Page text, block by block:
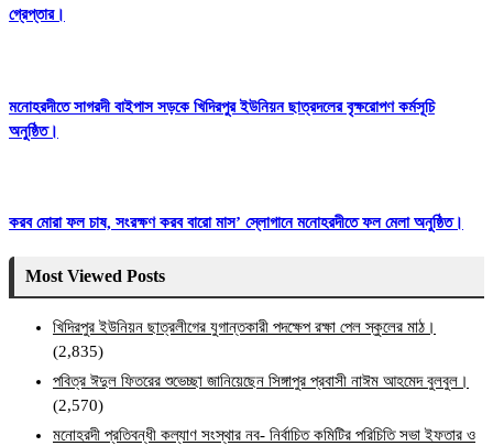
গ্রেপ্তার।
মনোহরদীতে সাগরদী বাইপাস সড়কে খিদিরপুর ইউনিয়ন ছাত্রদলের বৃক্ষরোপণ কর্মসূচি
অনুষ্ঠিত।
করব মোরা ফল চাষ, সংরক্ষণ করব বারো মাস’ স্লোগানে মনোহরদীতে ফল মেলা অনুষ্ঠিত।
Most Viewed Posts
খিদিরপুর ইউনিয়ন ছাত্রলীগের যুগান্তকারী পদক্ষেপ রক্ষা পেল স্কুলের মাঠ।
(2,835)
পবিত্র ঈদুল ফিতরের শুভেচ্ছা জানিয়েছেন সিঙ্গাপুর প্রবাসী নাঈম আহমেদ বুলবুল।
(2,570)
মনোহরদী প্রতিবন্ধী কল্যাণ সংস্থার নব- নির্বাচিত কমিটির পরিচিতি সভা ইফতার ও